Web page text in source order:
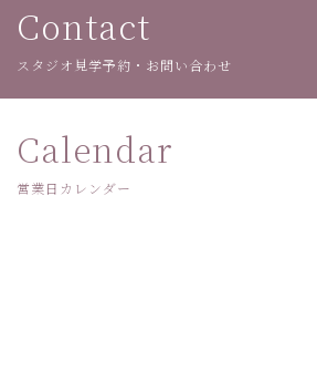
Contact
スタジオ見学予約・お問い合わせ
Calendar
営業日カレンダー